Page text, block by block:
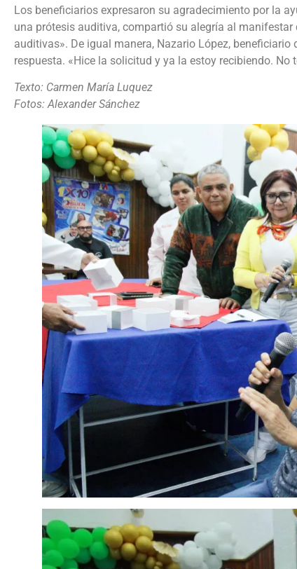
Los beneficiarios expresaron su agradecimiento por la
una prótesis auditiva, compartió su alegría al
auditivas». De igual manera, Nazario López,
respuesta. «Hice la solicitud y ya la estoy recibiendo.
Texto: Carmen María Luquez
Fotos: Alexander Sánchez